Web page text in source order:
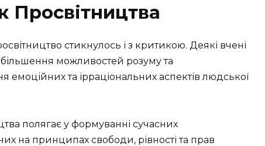
Просвітництва
стикнулось і з критикою. Деякі вчені
можливостей розуму та
емоційних та ірраціональних аспектів людської
полягає у формуванні сучасних
на принципах свободи, рівності та прав